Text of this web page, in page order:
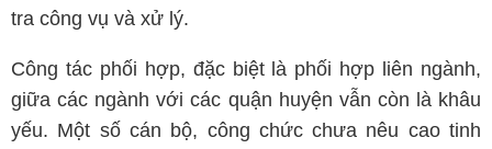
tra công vụ và xử lý.
Công tác phối hợp, đặc biệt là phối hợp liên ngành,
giữa các ngành với các quận huyện vẫn còn là khâu
yếu. Một số cán bộ, công chức chưa nêu cao tinh